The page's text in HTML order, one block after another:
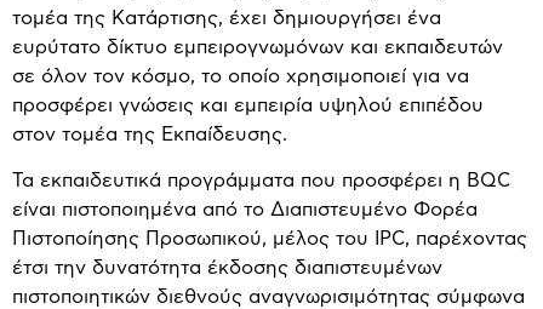
τομέα της Κατάρτισης, έχει δημιουργήσει ένα
ευρύτατο δίκτυο εμπειρογνωμόνων και εκπαιδευτών
σε όλον τον κόσμο, το οποίο χρησιμοποιεί για να
προσφέρει γνώσεις και εμπειρία υψηλού επιπέδου
στον τομέα της Εκπαίδευσης.
Τα εκπαιδευτικά προγράμματα που προσφέρει η BQC
είναι πιστοποιημένα από το Διαπιστευμένο Φορέα
Πιστοποίησης Προσωπικού, μέλος του IPC, παρέχοντας
έτσι την δυνατότητα έκδοσης διαπιστευμένων
πιστοποιητικών διεθνούς αναγνωρισιμότητας σύμφωνα